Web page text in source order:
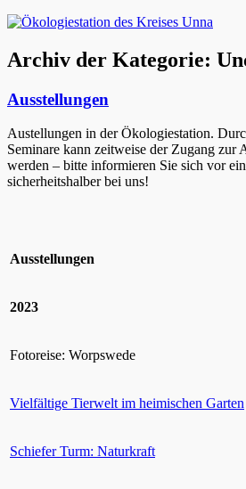
Archiv der Kategorie:
Ausstellungen
Austellungen in der Ökologiestation.
Seminare kann zeitweise der Zugang zur
werden – bitte informieren Sie sich vor
sicherheitshalber bei uns!
Ausstellungen
2023
Fotoreise: Worpswede
Vielfältige Tierwelt im heimischen Garten
Schiefer Turm: Naturkraft